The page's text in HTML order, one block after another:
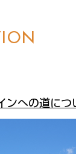
ンへの道につ